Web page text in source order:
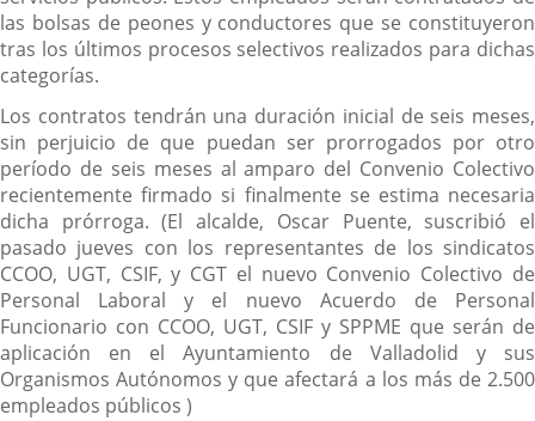
las bolsas de peones y conductores que se constituyeron
tras los últimos procesos selectivos realizados para dichas
categorías.
Los contratos tendrán una duración inicial de seis meses,
sin perjuicio de que puedan ser prorrogados por otro
período de seis meses al amparo del Convenio Colectivo
recientemente firmado si finalmente se estima necesaria
dicha prórroga. (El alcalde, Oscar Puente, suscribió el
pasado jueves con los representantes de los sindicatos
CCOO, UGT, CSIF, y CGT el nuevo Convenio Colectivo de
Personal Laboral y el nuevo Acuerdo de Personal
Funcionario con CCOO, UGT, CSIF y SPPME que serán de
aplicación en el Ayuntamiento de Valladolid y sus
Organismos Autónomos y que afectará a los más de 2.500
empleados públicos )